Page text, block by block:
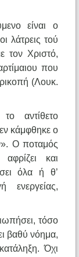
είναι ο
λάτρεις τού
τον Χριστό,
που
(Λουκ.
αντίθετο
κάμφθηκε ο
Ο ποταμός
και
όλα ή θ’
ενεργείας,
τόσο
βαθύ νόημα,
Όχι